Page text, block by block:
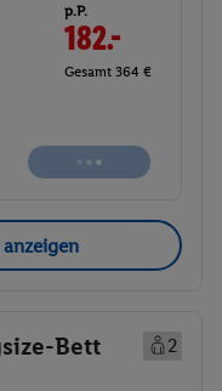
p.P.
183.-
Gesamt 366 €
Buchen
Bett
2